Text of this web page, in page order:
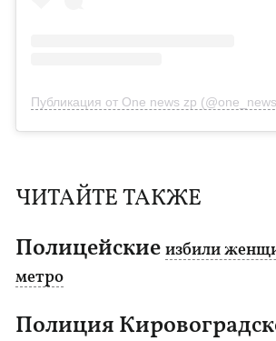
Публикация от One news zp
ЧИТАЙТЕ ТАКЖЕ
Полицейскиеизбили
метро
Полиция